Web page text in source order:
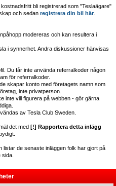
bli registrerad som "Teslaägare"
och sedan registrera din bil här.
modereras och kan resultera i
i synnerhet. Andra diskussioner hänvisas
Du får inte använda referralkoder någon
för referralkoder.
skapar konto med företagets namn som
inte privatperson.
inte vill figurera på webben - gör gärna
av Tesla Club Sweden.
det med [!] Rapportera detta inlägg
listar de senaste inläggen folk har gjort på